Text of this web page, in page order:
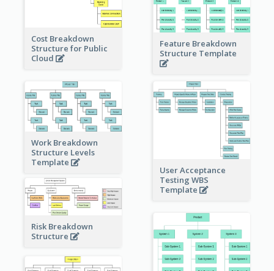
Cost Breakdown
Structure for Public
Cloud
Feature Breakdown
Structure Template
Work Breakdown
Structure Levels
Template
User Acceptance
Testing WBS
Template
Risk Breakdown
Structure